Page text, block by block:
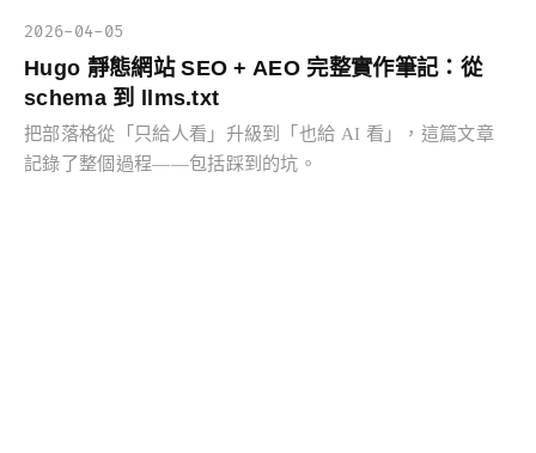
2026-04-05
Hugo 靜態網站 SEO + AEO 完整實作筆記：從
schema 到 llms.txt
把部落格從「只給人看」升級到「也給 AI 看」，這篇文章
記錄了整個過程——包括踩到的坑。